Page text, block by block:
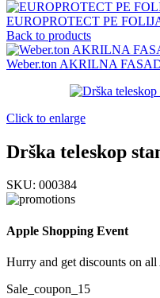
EUROPROTECT PE
Back to products
Weber.ton AKRILNA
Click to enlarge
Drška teleskop
SKU: 000384
Apple Shopping Event
Hurry and get discounts on
Sale_coupon_15